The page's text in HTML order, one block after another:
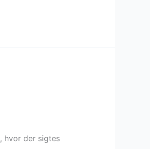
hvor der sigtes